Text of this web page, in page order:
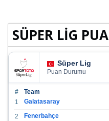
SÜPER LİG
Süper Lig
Puan Durumu
# Team
1 Galatasaray
2
Fenerbahçe